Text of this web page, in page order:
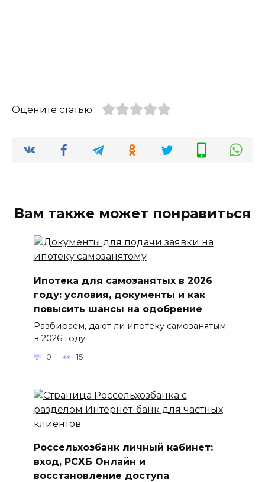
Оцените статью
Вам также может понравиться
Ипотека для самозанятых в 2026
году: условия, документы и как
повысить шансы на одобрение
Разбираем, дают ли ипотеку самозанятым
в 2026 году
0 15
Россельхозбанк личный кабинет:
вход, РСХБ Онлайн и
восстановление доступа